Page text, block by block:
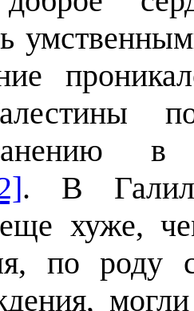
. В
еще хуже,
по роду